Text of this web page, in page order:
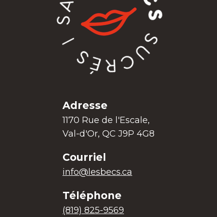
Adresse
1170 Rue de l'Escale,
Val-d'Or, QC J9P 4G8
Courriel
info@lesbecs.ca
Téléphone
(819) 825-9569